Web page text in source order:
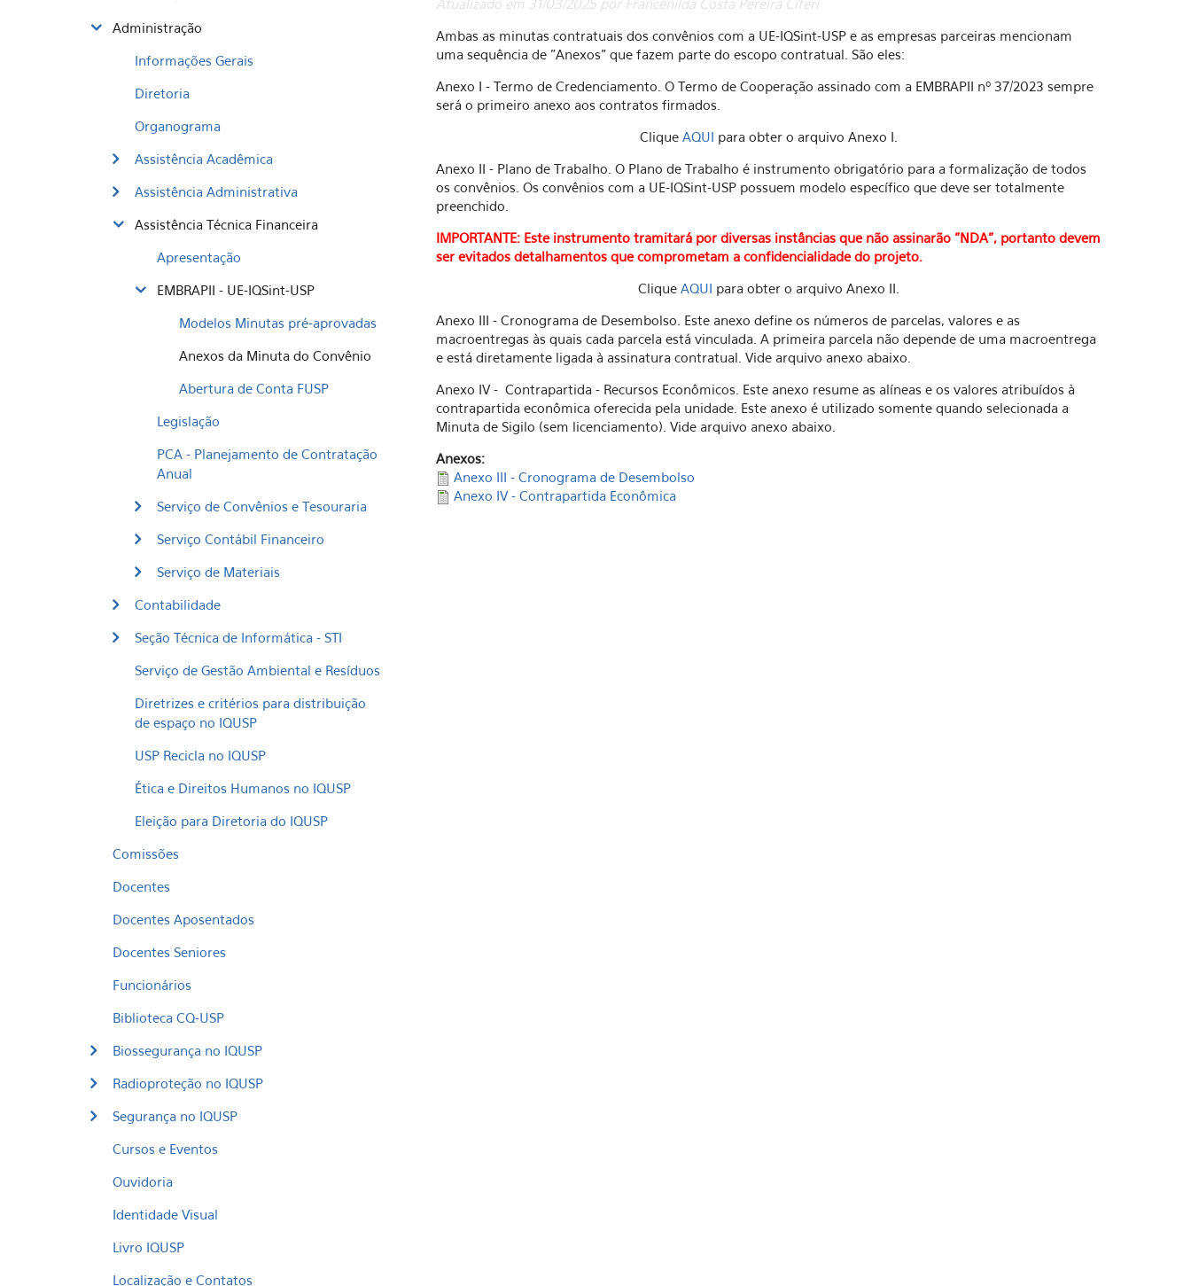
Administração
Informações Gerais
Diretoria
Organograma
Assistência Acadêmica
Assistência Administrativa
Assistência Técnica Financeira
Apresentação
EMBRAPII - UE-IQSint-USP
Modelos Minutas pré-aprovadas
Anexos da Minuta do Convênio
Abertura de Conta FUSP
Legislação
PCA - Planejamento de Contratação
Anual
Serviço de Convênios e Tesouraria
Serviço Contábil Financeiro
Serviço de Materiais
Contabilidade
Seção Técnica de Informática - STI
Serviço de Gestão Ambiental e Resíduos
Diretrizes e critérios para distribuição
de espaço no IQUSP
USP Recicla no IQUSP
Ética e Direitos Humanos no IQUSP
Eleição para Diretoria do IQUSP
Comissões
Docentes
Docentes Aposentados
Docentes Seniores
Funcionários
Biblioteca CQ-USP
Biossegurança no IQUSP
Radioproteção no IQUSP
Segurança no IQUSP
Cursos e Eventos
Ouvidoria
Identidade Visual
Livro IQUSP
Localização e Contatos
Atualizado em 31/03/2025 por Francenilda Costa Pereira Ciferi
Ambas as minutas contratuais dos convênios com a UE-IQSint-USP e as empresas parceiras mencionam
uma sequência de "Anexos" que fazem parte do escopo contratual. São eles:
Anexo I - Termo de Credenciamento. O Termo de Cooperação assinado com a EMBRAPII nº 37/2023 sempre
será o primeiro anexo aos contratos firmados.
Clique AQUI para obter o arquivo Anexo I.
Anexo II - Plano de Trabalho. O Plano de Trabalho é instrumento obrigatório para a formalização de todos
os convênios. Os convênios com a UE-IQSint-USP possuem modelo específico que deve ser totalmente
preenchido.
IMPORTANTE: Este instrumento tramitará por diversas instâncias que não assinarão "NDA", portanto devem
ser evitados detalhamentos que comprometam a confidencialidade do projeto.
Clique AQUI para obter o arquivo Anexo II.
Anexo III - Cronograma de Desembolso. Este anexo define os números de parcelas, valores e as
macroentregas às quais cada parcela está vinculada. A primeira parcela não depende de uma macroentrega
e está diretamente ligada à assinatura contratual. Vide arquivo anexo abaixo.
Anexo IV - Contrapartida - Recursos Econômicos. Este anexo resume as alíneas e os valores atribuídos à
contrapartida econômica oferecida pela unidade. Este anexo é utilizado somente quando selecionada a
Minuta de Sigilo (sem licenciamento). Vide arquivo anexo abaixo.
Anexos:
Anexo III - Cronograma de Desembolso
Anexo IV - Contrapartida Econômica